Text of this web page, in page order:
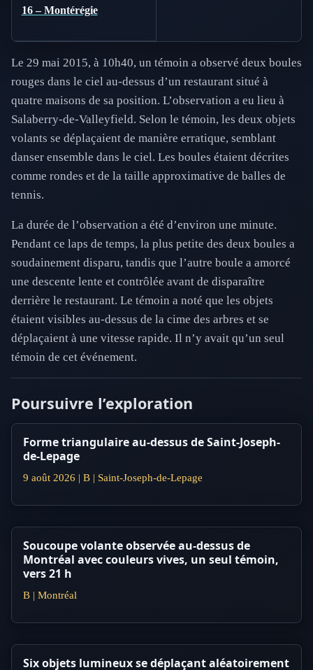
16 – Montérégie
Le 29 mai 2015, à 10h40, un témoin a observé deux boules
rouges dans le ciel au-dessus d’un restaurant situé à
quatre maisons de sa position. L’observation a eu lieu à
Salaberry-de-Valleyfield. Selon le témoin, les deux objets
volants se déplaçaient de manière erratique, semblant
danser ensemble dans le ciel. Les boules étaient décrites
comme rondes et de la taille approximative de balles de
tennis.
La durée de l’observation a été d’environ une minute.
Pendant ce laps de temps, la plus petite des deux boules a
soudainement disparu, tandis que l’autre boule a amorcé
une descente lente et contrôlée avant de disparaître
derrière le restaurant. Le témoin a noté que les objets
étaient visibles au-dessus de la cime des arbres et se
déplaçaient à une vitesse rapide. Il n’y avait qu’un seul
témoin de cet événement.
Poursuivre l’exploration
Forme triangulaire au-dessus de Saint-Joseph-
de-Lepage
9 août 2026 | B | Saint-Joseph-de-Lepage
Soucoupe volante observée au-dessus de
Montréal avec couleurs vives, un seul témoin,
vers 21 h
B | Montréal
Six objets lumineux se déplaçant aléatoirement